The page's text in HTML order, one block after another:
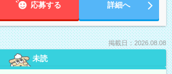
応募する 詳細へ
掲載日：2026.08.08
未読